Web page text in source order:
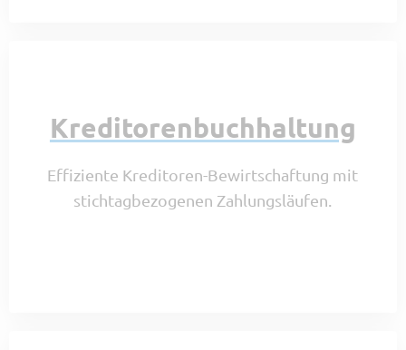
Kreditorenbuchhaltung
Effiziente Kreditoren-Bewirtschaftung mit
stichtagbezogenen Zahlungsläufen.